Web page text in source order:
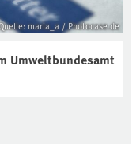
maria_a / Photocase.de
Umweltbundesamt